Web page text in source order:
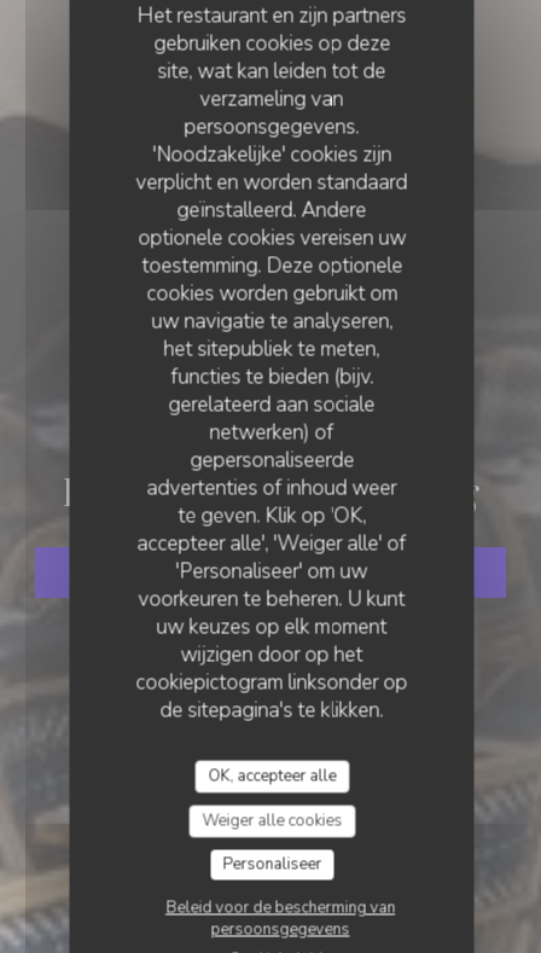
Het restaurant en zijn partners
gebruiken cookies op deze
site, wat kan leiden tot de
verzameling van
persoonsgegevens.
'Noodzakelijke' cookies zijn
verplicht en worden standaard
geïnstalleerd. Andere
optionele cookies vereisen uw
toestemming. Deze optionele
cookies worden gebruikt om
uw navigatie te analyseren,
het sitepubliek te meten,
functies te bieden (bijv.
gerelateerd aan sociale
netwerken) of
gepersonaliseerde
advertenties of inhoud weer
te geven. Klik op 'OK,
accepteer alle', 'Weiger alle' of
'Personaliseer' om uw
voorkeuren te beheren. U kunt
uw keuzes op elk moment
wijzigen door op het
cookiepictogram linksonder op
de sitepagina's te klikken.
OK, accepteer alle
Weiger alle cookies
Personaliseer
Beleid voor de bescherming van
persoonsgegevens
BRASSERIE• BRUXELLES
Brasserie Ommegang
RESERVEER EEN TAFEL